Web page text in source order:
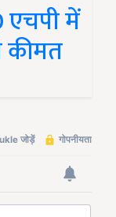
एचपी में
कीमत